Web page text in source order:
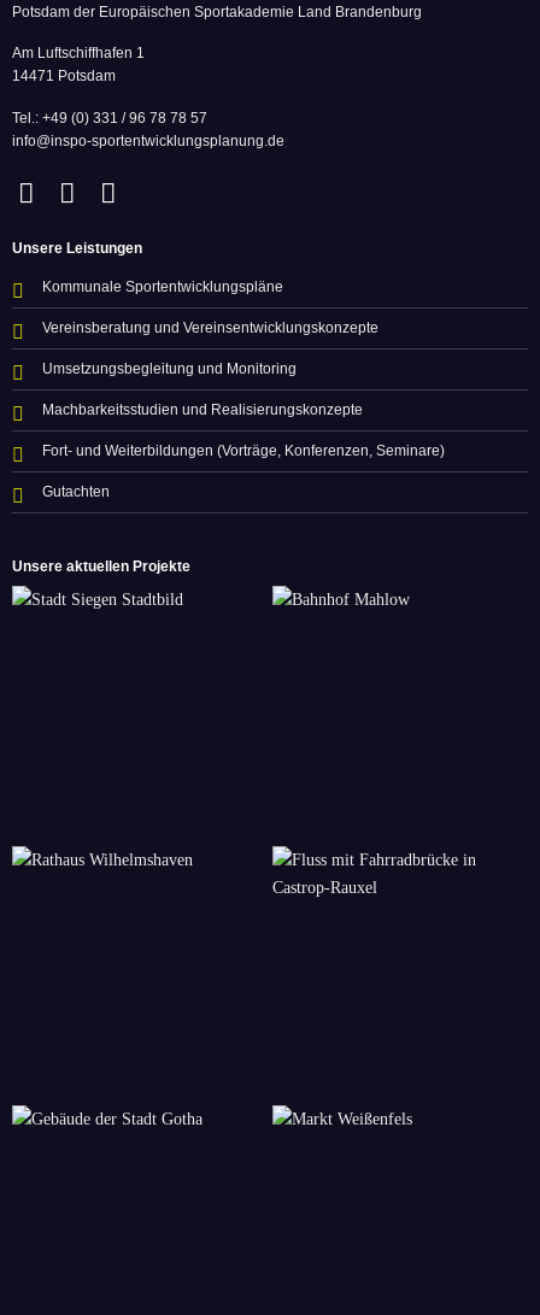
Potsdam der Europäischen Sportakademie Land Brandenburg
Am Luftschiffhafen 1
14471 Potsdam
Tel.: +49 (0) 331 / 96 78 78 57
info@inspo-sportentwicklungsplanung.de
Unsere Leistungen
Kommunale Sportentwicklungspläne
Vereinsberatung und Vereinsentwicklungskonzepte
Umsetzungsbegleitung und Monitoring
Machbarkeitsstudien und Realisierungskonzepte
Fort- und Weiterbildungen (Vorträge, Konferenzen, Seminare)
Gutachten
Unsere aktuellen Projekte